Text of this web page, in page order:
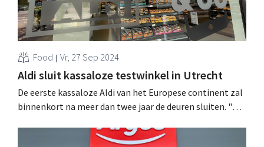
Food Vr, 27 Sep 2024
Aldi sluit kassaloze testwinkel in Utrecht
De eerste kassaloze Aldi van het Europese continent zal
binnenkort na meer dan twee jaar de deuren sluiten. "We